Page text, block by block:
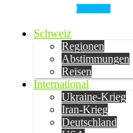
Schweiz
Regionen
Abstimmungen
Reisen
International
Ukraine-Krieg
Iran-Krieg
Deutschland